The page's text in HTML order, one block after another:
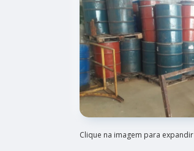
Clique na imagem para expandir